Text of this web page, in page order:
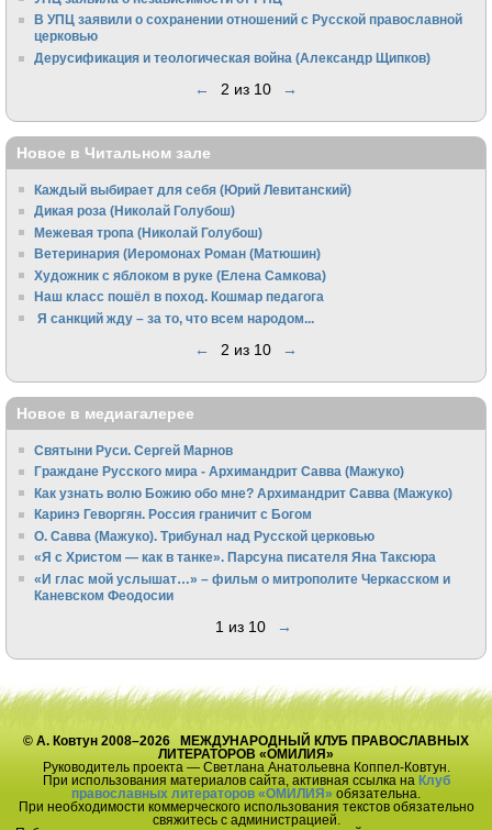
В УПЦ заявили о сохранении отношений с Русской православной
церковью
Дерусификация и теологическая война (Александр Щипков)
← 2 из 10 →
Новое в Читальном зале
Каждый выбирает для себя (Юрий Левитанский)
Дикая роза (Николай Голубош)
Межевая тропа (Николай Голубош)
Ветеринария (Иеромонах Роман (Матюшин)
Художник с яблоком в руке (Елена Самкова)
Наш класс пошёл в поход. Кошмар педагога
Я санкций жду – за то, что всем народом...
← 2 из 10 →
Новое в медиагалерее
Святыни Руси. Сергей Марнов
Граждане Русского мира - Архимандрит Савва (Мажуко)
Как узнать волю Божию обо мне? Архимандрит Савва (Мажуко)
Каринэ Геворгян. Россия граничит с Богом
О. Савва (Мажуко). Трибунал над Русской церковью
«Я с Христом — как в танке». Парсуна писателя Яна Таксюра
«И глас мой услышат…» – фильм о митрополите Черкасском и
Каневском Феодосии
1 из 10 →
© А. Ковтун 2008–2026 МЕЖДУНАРОДНЫЙ КЛУБ ПРАВОСЛАВНЫХ
ЛИТЕРАТОРОВ «ОМИЛИЯ»
Руководитель проекта — Светлана Анатольевна Коппел-Ковтун.
При использования материалов сайта, активная ссылка на Клуб
православных литераторов «ОМИЛИЯ» обязательна.
При необходимости коммерческого использования текстов обязательно
свяжитесь с администрацией.